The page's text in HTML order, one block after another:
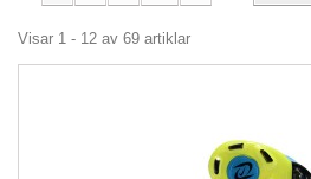
Visar 1 - 12 av 69 artiklar